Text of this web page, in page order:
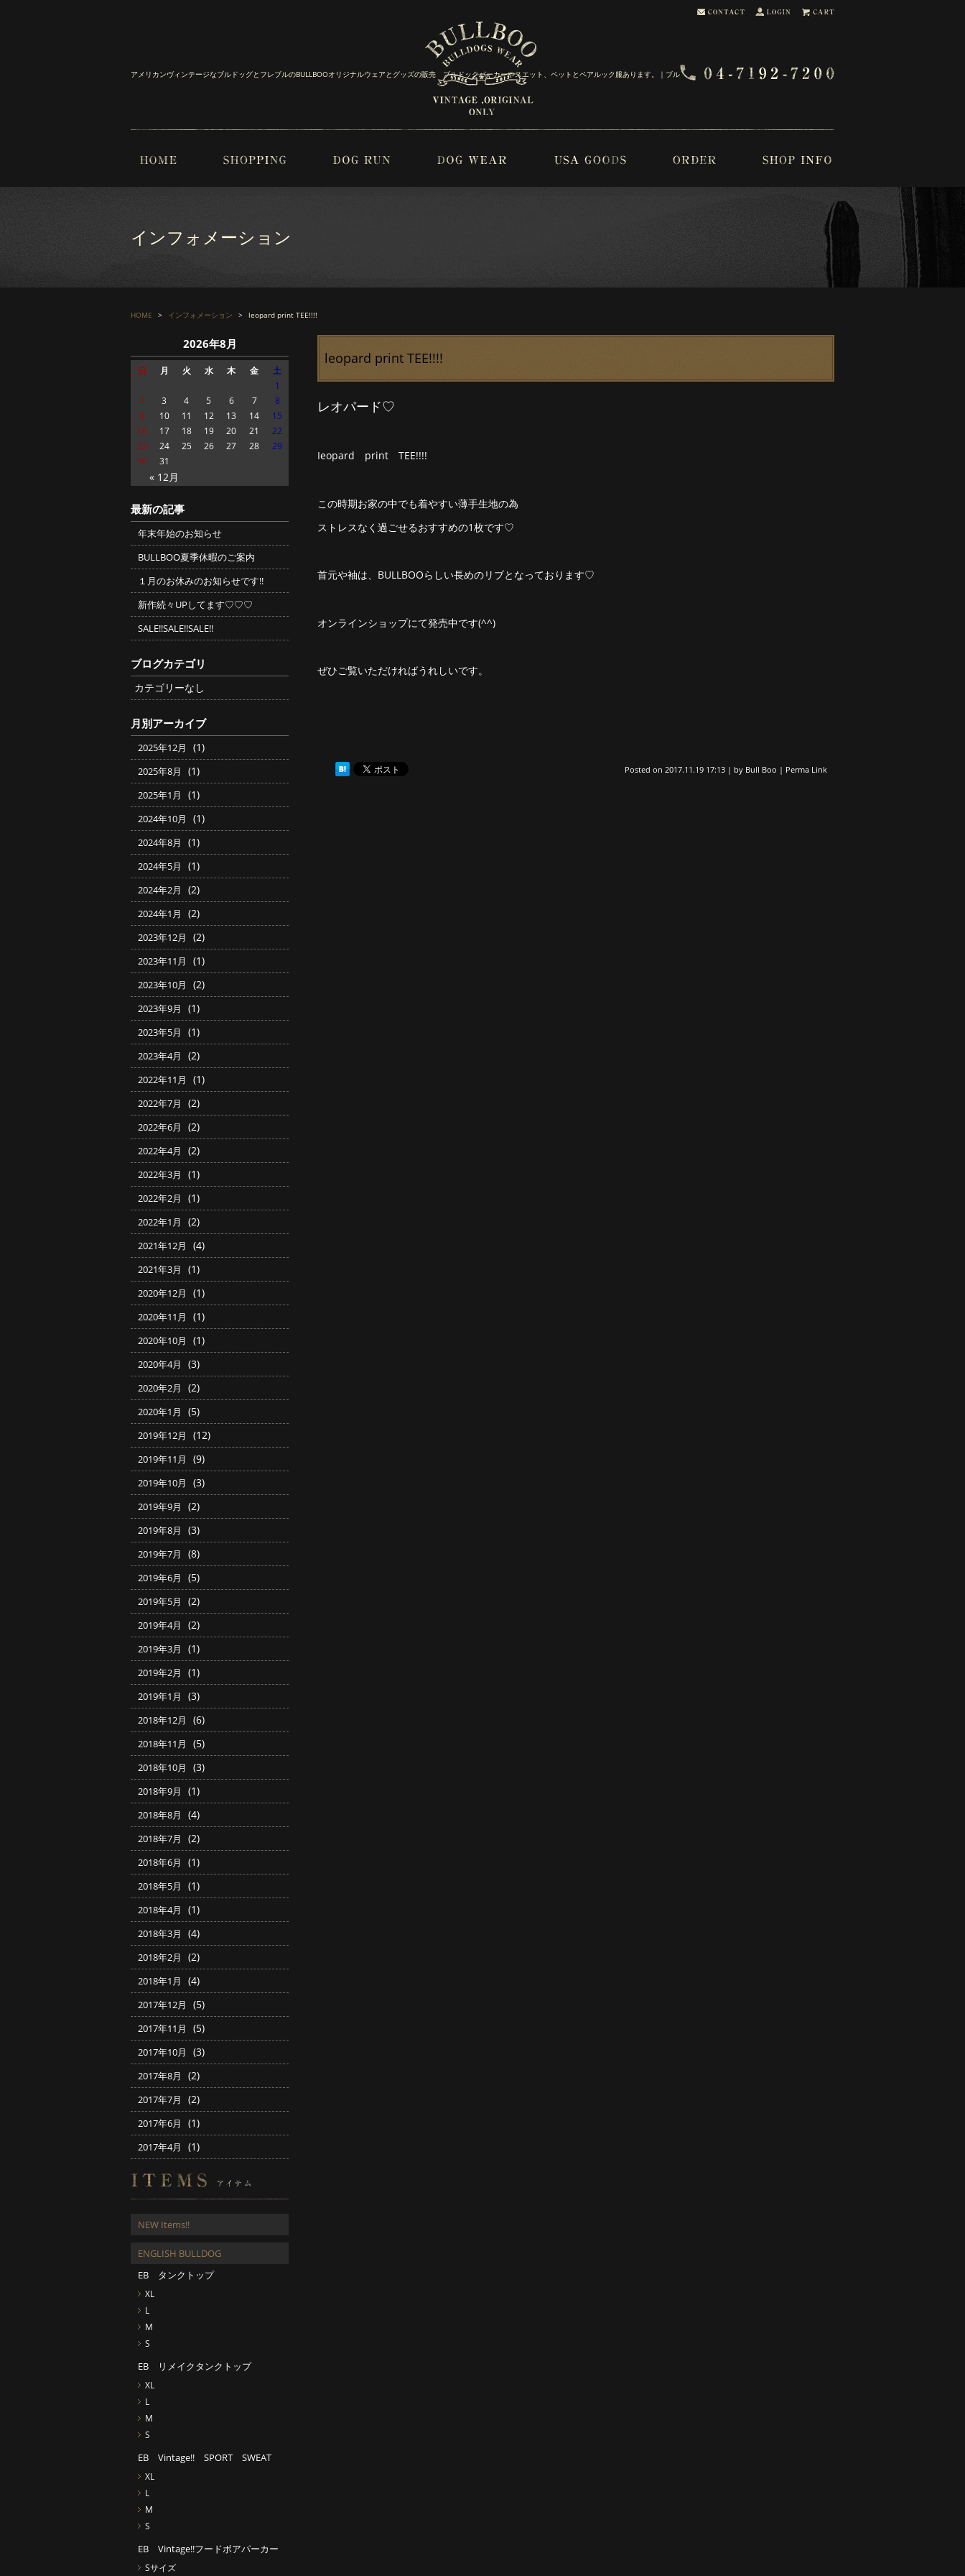
アメリカンヴィンテージなブルドッグとフレブルのBULLBOOオリジナルウェアとグッズの販売 ブルドックパーカーやスエット、ペットとペアルック服あります。｜ブル・ブー
インフォメーション
HOME インフォメーション leopard print TEE!!!!
leopard print TEE!!!!
レオパード♡
Ieopard print TEE!!!!
この時期お家の中でも着やすい薄手生地の為
ストレスなく過ごせるおすすめの1枚です♡
首元や袖は、BULLBOOらしい長めのリブとなっております♡
オンラインショップにて発売中です(^^)
ぜひご覧いただければうれしいです。
Posted on 2017.11.19 17:13 | by Bull Boo | Perma Link
2026年8月
日 月 火 水 木 金 土
« 12月
1
2
3 4 5 6 7
8
9
10 11 12 13 14
15
16
17 18 19 20 21
22
23
24 25 26 27 28
29
30
31
最新の記事
年末年始のお知らせ
BULLBOO夏季休暇のご案内
１月のお休みのお知らせです!!
新作続々UPしてます♡♡♡
SALE!!SALE!!SALE!!
ブログカテゴリ
カテゴリーなし
月別アーカイブ
2025年12月 (1)
2025年8月 (1)
2025年1月 (1)
2024年10月 (1)
2024年8月 (1)
2024年5月 (1)
2024年2月 (2)
2024年1月 (2)
2023年12月 (2)
2023年11月 (1)
2023年10月 (2)
2023年9月 (1)
2023年5月 (1)
2023年4月 (2)
2022年11月 (1)
2022年7月 (2)
2022年6月 (2)
2022年4月 (2)
2022年3月 (1)
2022年2月 (1)
2022年1月 (2)
2021年12月 (4)
2021年3月 (1)
2020年12月 (1)
2020年11月 (1)
2020年10月 (1)
2020年4月 (3)
2020年2月 (2)
2020年1月 (5)
2019年12月 (12)
2019年11月 (9)
2019年10月 (3)
2019年9月 (2)
2019年8月 (3)
2019年7月 (8)
2019年6月 (5)
2019年5月 (2)
2019年4月 (2)
2019年3月 (1)
2019年2月 (1)
2019年1月 (3)
2018年12月 (6)
2018年11月 (5)
2018年10月 (3)
2018年9月 (1)
2018年8月 (4)
2018年7月 (2)
2018年6月 (1)
2018年5月 (1)
2018年4月 (1)
2018年3月 (4)
2018年2月 (2)
2018年1月 (4)
2017年12月 (5)
2017年11月 (5)
2017年10月 (3)
2017年8月 (2)
2017年7月 (2)
2017年6月 (1)
2017年4月 (1)
NEW Items!!
ENGLISH BULLDOG
EB タンクトップ
XL
L
M
S
EB リメイクタンクトップ
XL
L
M
S
EB Vintage!! SPORT SWEAT
XL
L
M
S
EB Vintage!!フードボアパーカー
Sサイズ